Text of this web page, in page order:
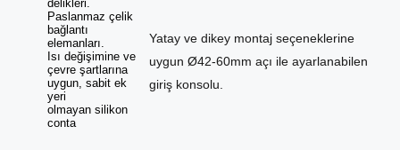
delikleri.
Paslanmaz çelik
bağlantı
elemanları.
Isı değişimine ve
çevre şartlarına
uygun, sabit ek
yeri
olmayan silikon
conta
Yatay ve dikey montaj seçeneklerine
uygun Ø42-60mm açı ile ayarlanabilen
giriş konsolu.